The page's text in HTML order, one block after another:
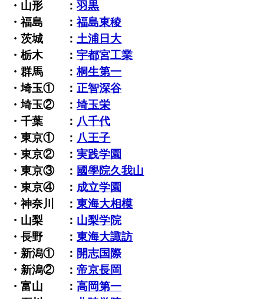
・山形 ：羽黒
・福島 ：福島東稜
・茨城 ： 土浦日大
・栃木 ：宇都宮工業
・群馬 ：桐生第一
・埼玉① ： 正智深谷
・埼玉② ：埼玉栄
・千葉 ： 八千代
・東京① ： 八王子
・東京② ：実践学園
・東京③ ： 國學院久我山
・東京④ ： 成立学園
・神奈川 ：東海大相模
・山梨 ： 山梨学院
・長野 ：東海大諏訪
・新潟① ： 開志国際
・新潟② ：帝京長岡
・富山 ：高岡第一